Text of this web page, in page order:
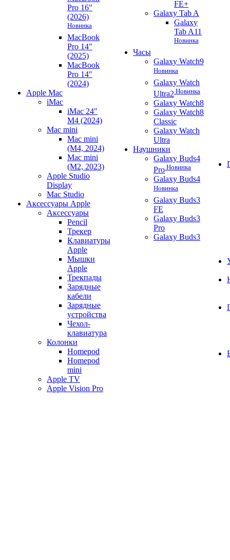
Pro 16"
(2026)
Новинка
MacBook
Pro 14"
(2025)
MacBook
Pro 14"
(2024)
Apple Mac
iMac
iMac 24"
M4 (2024)
Mac mini
Mac mini
(M4, 2024)
Mac mini
(M2, 2023)
Apple Studio
Display
Mac Studio
Аксессуары Apple
Аксессуары
Pencil
Трекер
Клавиатуры
Apple
Мышки
Apple
Трекпады
Зарядные
кабели
Зарядные
устройства
Чехол-
клавиатура
Колонки
Homepod
Homepod
mini
Apple TV
Apple Vision Pro
FE+
Galaxy Tab A
Galaxy
Tab A11
Новинка
Часы
Galaxy Watch9
Новинка
Galaxy Watch
Ultra2 Новинка
Galaxy Watch8
Galaxy Watch8
Classic
Galaxy Watch
Ultra
Наушники
Galaxy Buds4
Pro Новинка
Galaxy Buds4
Новинка
Galaxy Buds3
FE
Galaxy Buds3
Pro
Galaxy Buds3